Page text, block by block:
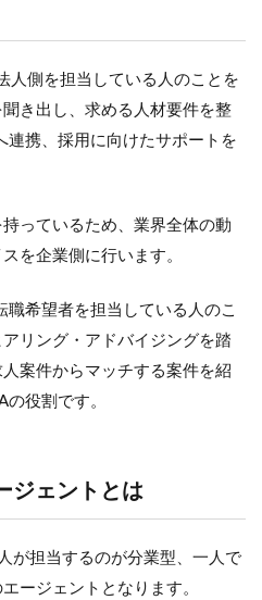
人側を担当している人のことを
き出し、求める人材要件を整
連携、採用に向けたサポートを
っているため、業界全体の動
を企業側に行います。
希望者を担当している人のこ
リング・アドバイジングを踏
案件からマッチする案件を紹
役割です。
ジェントとは
が担当するのが分業型、一人で
ージェントとなります。